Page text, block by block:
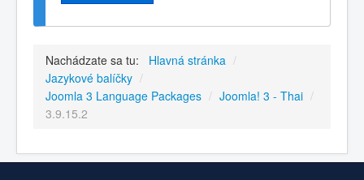
Nachádzate sa tu: Hlavná stránka /
Jazykové balíčky /
Joomla 3 Language Packages / Joomla! 3 - Thai /
3.9.15.2